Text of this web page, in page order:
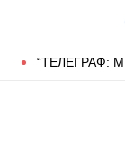
“ТЕЛЕГРАФ: